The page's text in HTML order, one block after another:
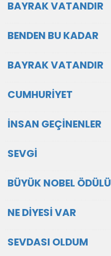
BAYRAK VATANDIR
BENDEN BU KADAR
BAYRAK VATANDIR
CUMHURİYET
İNSAN GEÇİNENLER
SEVGİ
BÜYÜK NOBEL ÖDÜLÜ
NE DİYESİ VAR
SEVDASI OLDUM